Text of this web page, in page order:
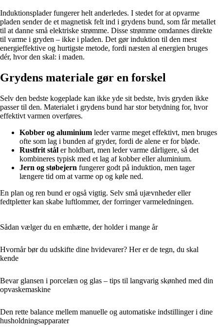
Induktionsplader fungerer helt anderledes. I stedet for at opvarme
pladen sender de et magnetisk felt ind i grydens bund, som får metallet
til at danne små elektriske strømme. Disse strømme omdannes direkte
til varme i gryden – ikke i pladen. Det gør induktion til den mest
energieffektive og hurtigste metode, fordi næsten al energien bruges
dér, hvor den skal: i maden.
Grydens materiale gør en forskel
Selv den bedste kogeplade kan ikke yde sit bedste, hvis gryden ikke
passer til den. Materialet i grydens bund har stor betydning for, hvor
effektivt varmen overføres.
Kobber og aluminium leder varme meget effektivt, men bruges
ofte som lag i bunden af gryder, fordi de alene er for bløde.
Rustfrit stål er holdbart, men leder varme dårligere, så det
kombineres typisk med et lag af kobber eller aluminium.
Jern og støbejern fungerer godt på induktion, men tager
længere tid om at varme op og køle ned.
En plan og ren bund er også vigtig. Selv små ujævnheder eller
fedtpletter kan skabe luftlommer, der forringer varmeledningen.
Sådan vælger du en emhætte, der holder i mange år
Hvornår bør du udskifte dine hvidevarer? Her er de tegn, du skal
kende
Bevar glansen i porcelæn og glas – tips til langvarig skønhed med din
opvaskemaskine
Den rette balance mellem manuelle og automatiske indstillinger i dine
husholdningsapparater